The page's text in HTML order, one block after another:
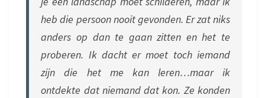
P
heb die persoon nooit gevonden. Er zat niks
anders op dan te gaan zitten en het te
proberen. Ik dacht er moet toch iemand
zijn die het me kan leren…maar ik
ontdekte dat niemand dat kon. Ze konden